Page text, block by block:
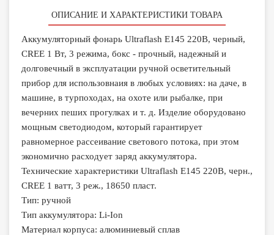
ОПИСАНИЕ И ХАРАКТЕРИСТИКИ ТОВАРА
Аккумуляторный фонарь Ultraflash E145 220В, черный,
CREE 1 Вт, 3 режима, бокс - прочный, надежный и
долговечный в эксплуатации ручной осветительный
прибор для использовнаия в любых условиях: на даче, в
машине, в турпоходах, на охоте или рыбалке, при
вечерних пеших прогулках и т. д. Изделие оборудовано
мощным светодиодом, который гарантирует
равномерное рассеивание светового потока, при этом
экономично расходует заряд аккумулятора.
Технические характеристики Ultraflash E145 220В, черн.,
CREE 1 ватт, 3 реж., 18650 пласт.
Тип: ручной
Тип аккумулятора: Li-Ion
Материал корпуса: алюминиевый сплав